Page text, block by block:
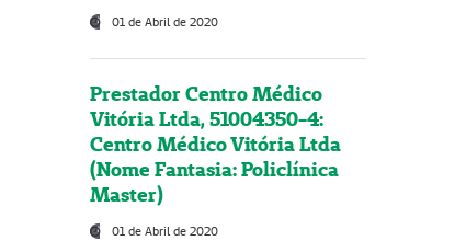
01 de Abril de 2020
Prestador Centro Médico
Vitória Ltda, 51004350-4:
Centro Médico Vitória Ltda
(Nome Fantasia: Policlínica
Master)
01 de Abril de 2020